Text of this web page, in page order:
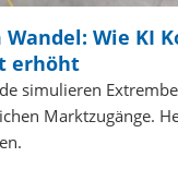
Wie KI
erhöht
simulieren
Marktzugänge.